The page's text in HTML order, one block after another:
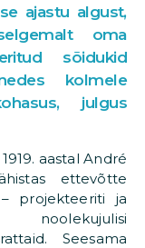
ajastu algust,
oma
sõidukid
kolmele
julgus
aastal André
ettevõtte
projekteeriti ja
Seesama